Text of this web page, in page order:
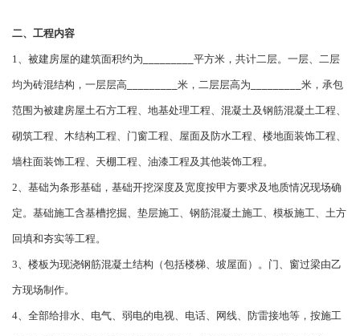
二、工程内容
1、被建房屋的建筑面积约为 平方米，共计二层。一层、二层
均为砖混结构，一层层高 米，二层层高为 米，承包
范围为被建房屋土石方工程、地基处理工程、混凝土及钢筋混凝土工程、
砌筑工程、木结构工程、门窗工程、屋面及防水工程、楼地面装饰工程、
墙柱面装饰工程、天棚工程、油漆工程及其他装饰工程。
2、基础为条形基础，基础开挖深度及宽度按甲方要求及地质情况现场确
定。基础施工含基槽挖掘、垫层施工、钢筋混凝土施工、模板施工、土方
回填和夯实等工程。
3、楼板为现浇钢筋混凝土结构（包括楼梯、坡屋面）。门、窗过梁由乙
方现场制作。
4、全部给排水、电气、弱电的电视、电话、网线、防雷接地等，按施工